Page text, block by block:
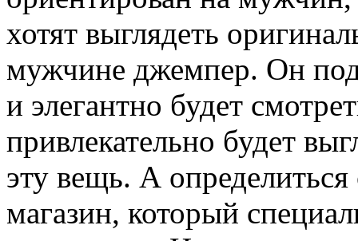
хотят выглядеть
мужчине джемпер. Он
и элегантно будет
привлекательно будет
эту вещь. А
магазин, который